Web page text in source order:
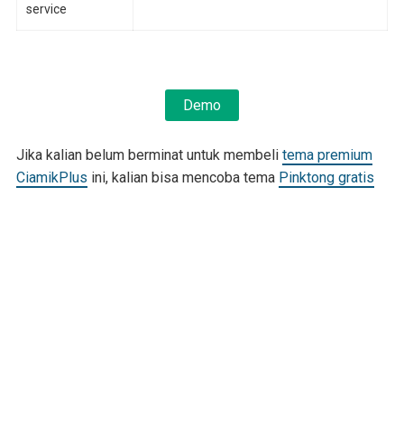
service
Demo
Jika kalian belum berminat untuk membeli tema premium
CiamikPlus ini, kalian bisa mencoba tema Pinktong gratis